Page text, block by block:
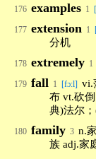
176 examples 1
177 extension 1
分机
178 extremely 1
179 fall 1 [fɔ:l] vi.
布 vt.砍
典)法尔
180 family 3 n.
族 adj.家